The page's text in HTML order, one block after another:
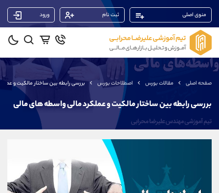
منوی اصلی ثبت نام ورود
صفحه اصلی مقالات بورس اصطلاحات بورس بررسی رابطه بین ساختار مالکیت و
بررسی رابطه بین ساختار مالکیت و عملکرد مالی واسطه های مالی
پشتیبان فروش (یوسف فرخنده)
موبایل 09194198792
شروع گفتگو
تلگرام @Armteam_admin_33
118
پشتیبان فروش (محسن یزدی)
موبایل
@Armteam_admin_103
داخلی 103